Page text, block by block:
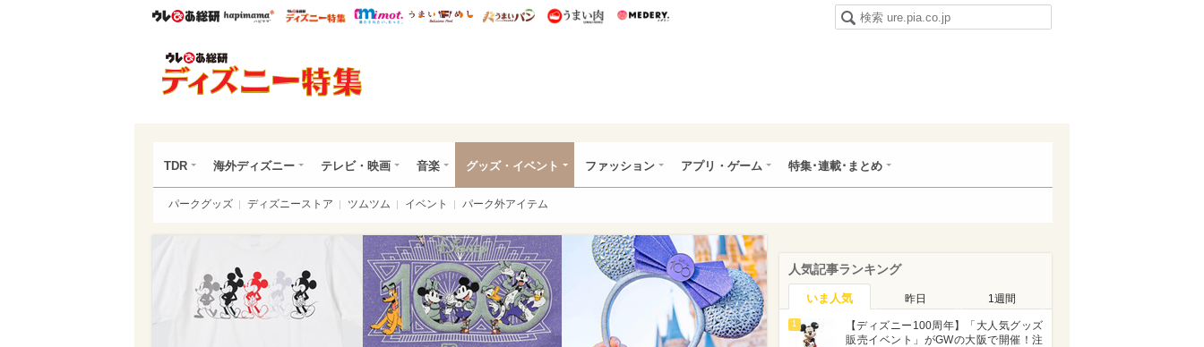
ウレぴあ総研ハピママ* ウレぴあ総研 ディズニー特集
mimot. うまいめし うまいパン うまい肉
TDR 海外ディズニー テレビ・映画 音楽 グッズ・イベント ファッション アプリ・ゲーム 特集･連載･まとめ
パークグッズ ディズニーストア ツムツム イベント パーク外アイテム
人気記事ランキング
いま人気 昨日 1週間
1
【ディズニー100周年】「大人気グッズ
販売イベント」がGWの大阪で開催！注